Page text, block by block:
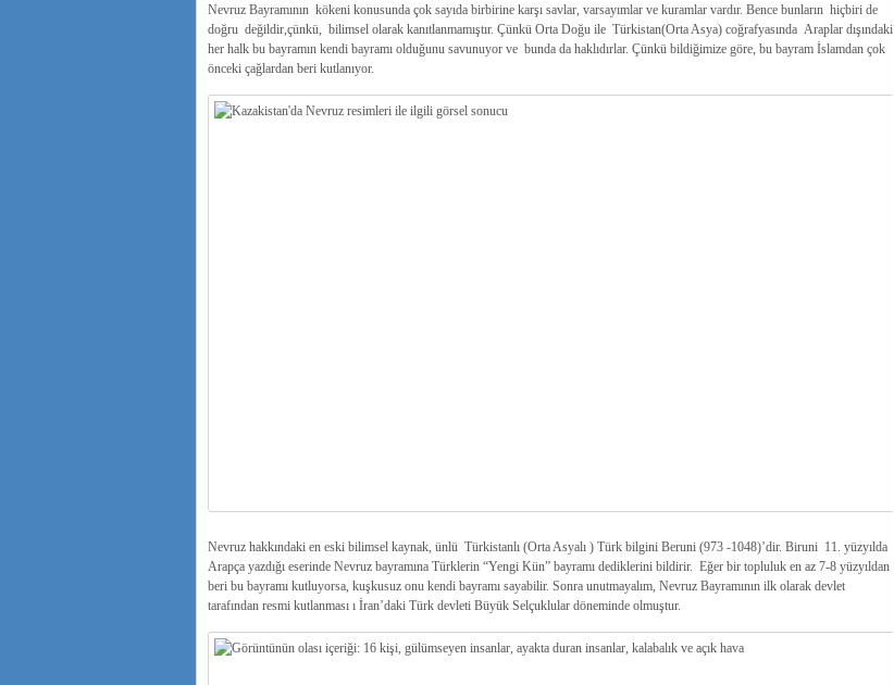
Nevruz Bayramının kökeni konusunda çok sayıda birbirine karşı savlar, varsayımlar ve kuramlar vardır. Bence bunların hiçbiri de
doğru değildir,çünkü, bilimsel olarak kanıtlanmamıştır. Çünkü Orta Doğu ile Türkistan(Orta Asya) coğrafyasında Araplar dışındaki
her halk bu bayramın kendi bayramı olduğunu savunuyor ve bunda da haklıdırlar. Çünkü bildiğimize göre, bu bayram İslamdan çok
önceki çağlardan beri kutlanıyor.
Nevruz hakkındaki en eski bilimsel kaynak, ünlü Türkistanlı (Orta Asyalı ) Türk bilgini Beruni (973 -1048)’dir. Biruni 11. yüzyılda
Arapça yazdığı eserinde Nevruz bayramına Türklerin “Yengi Kün” bayramı dediklerini bildirir. Eğer bir topluluk en az 7-8 yüzyıldan
beri bu bayramı kutluyorsa, kuşkusuz onu kendi bayramı sayabilir. Sonra unutmayalım, Nevruz Bayramının ilk olarak devlet
tarafından resmi kutlanması ı İran’daki Türk devleti Büyük Selçuklular döneminde olmuştur.